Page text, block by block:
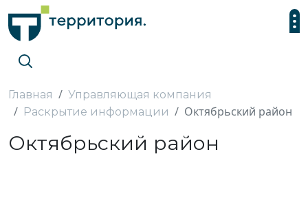
Главная
Управляющая компания
Раскрытие информации
Октябрьский район
Октябрьский район